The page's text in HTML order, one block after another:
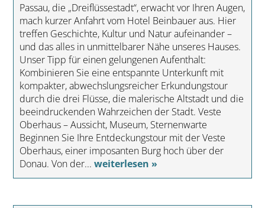
Passau, die „Dreiflüssestadt“, erwacht vor Ihren Augen,
mach kurzer Anfahrt vom Hotel Beinbauer aus. Hier
treffen Geschichte, Kultur und Natur aufeinander –
und das alles in unmittelbarer Nähe unseres Hauses.
Unser Tipp für einen gelungenen Aufenthalt:
Kombinieren Sie eine entspannte Unterkunft mit
kompakter, abwechslungsreicher Erkundungstour
durch die drei Flüsse, die malerische Altstadt und die
beeindruckenden Wahrzeichen der Stadt. Veste
Oberhaus – Aussicht, Museum, Sternenwarte
Beginnen Sie Ihre Entdeckungstour mit der Veste
Oberhaus, einer imposanten Burg hoch über der
Donau. Von der... weiterlesen »